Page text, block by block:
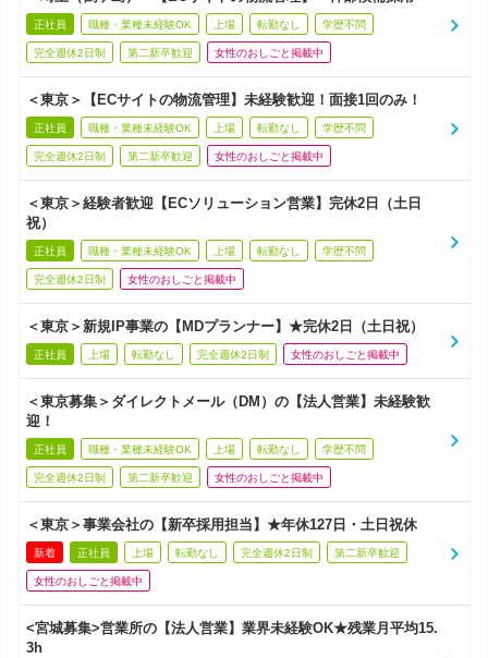
正社員 職種・業種未経験OK 上場 転勤なし 学歴不問
完全週休2日制 第二新卒歓迎 女性のおしごと掲載中
＜東京＞【ECサイトの物流管理】未経験歓迎！面接1回のみ！
正社員 職種・業種未経験OK 上場 転勤なし 学歴不問
完全週休2日制 第二新卒歓迎 女性のおしごと掲載中
＜東京＞経験者歓迎【ECソリューション営業】完休2日（土日
祝）
正社員 職種・業種未経験OK 上場 転勤なし 学歴不問
完全週休2日制 女性のおしごと掲載中
＜東京＞新規IP事業の【MDプランナー】★完休2日（土日祝）
正社員 上場 転勤なし 完全週休2日制 女性のおしごと掲載中
＜東京募集＞ダイレクトメール（DM）の【法人営業】未経験歓
迎！
正社員 職種・業種未経験OK 上場 転勤なし 学歴不問
完全週休2日制 第二新卒歓迎 女性のおしごと掲載中
＜東京＞事業会社の【新卒採用担当】★年休127日・土日祝休
新着 正社員 上場 転勤なし 完全週休2日制 第二新卒歓迎
女性のおしごと掲載中
<宮城募集>営業所の【法人営業】業界未経験OK★残業月平均15.
3h